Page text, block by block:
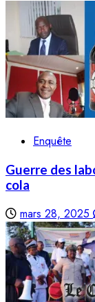
Enquête
Guerre des
cola
mars 28, 2025